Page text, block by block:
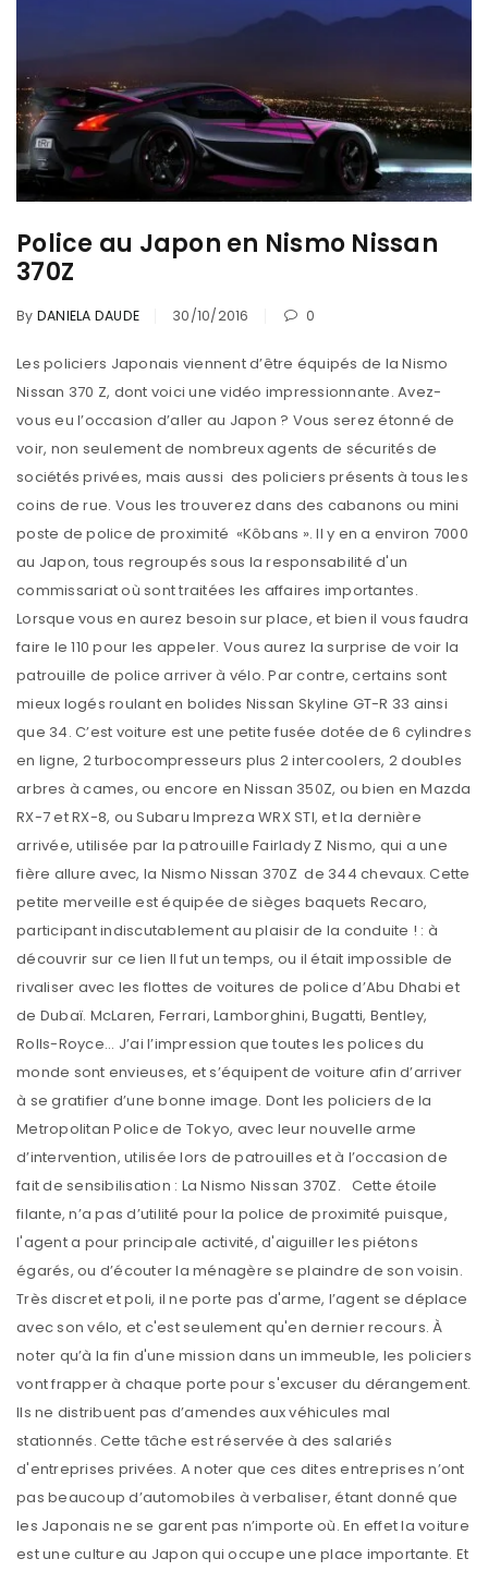
Police au Japon en Nismo Nissan
370Z
By DANIELA DAUDE 30/10/2016 0
Les policiers Japonais viennent d’être équipés de la Nismo
Nissan 370 Z, dont voici une vidéo impressionnante. Avez-
vous eu l’occasion d’aller au Japon ? Vous serez étonné de
voir, non seulement de nombreux agents de sécurités de
sociétés privées, mais aussi des policiers présents à tous les
coins de rue. Vous les trouverez dans des cabanons ou mini
poste de police de proximité «Kôbans ». Il y en a environ 7000
au Japon, tous regroupés sous la responsabilité d'un
commissariat où sont traitées les affaires importantes.
Lorsque vous en aurez besoin sur place, et bien il vous faudra
faire le 110 pour les appeler. Vous aurez la surprise de voir la
patrouille de police arriver à vélo. Par contre, certains sont
mieux logés roulant en bolides Nissan Skyline GT-R 33 ainsi
que 34. C’est voiture est une petite fusée dotée de 6 cylindres
en ligne, 2 turbocompresseurs plus 2 intercoolers, 2 doubles
arbres à cames, ou encore en Nissan 350Z, ou bien en Mazda
RX-7 et RX-8, ou Subaru Impreza WRX STI, et la dernière
arrivée, utilisée par la patrouille Fairlady Z Nismo, qui a une
fière allure avec, la Nismo Nissan 370Z de 344 chevaux. Cette
petite merveille est équipée de sièges baquets Recaro,
participant indiscutablement au plaisir de la conduite ! : à
découvrir sur ce lien Il fut un temps, ou il était impossible de
rivaliser avec les flottes de voitures de police d’Abu Dhabi et
de Dubaï. McLaren, Ferrari, Lamborghini, Bugatti, Bentley,
Rolls-Royce... J’ai l’impression que toutes les polices du
monde sont envieuses, et s’équipent de voiture afin d’arriver
à se gratifier d’une bonne image. Dont les policiers de la
Metropolitan Police de Tokyo, avec leur nouvelle arme
d’intervention, utilisée lors de patrouilles et à l’occasion de
fait de sensibilisation : La Nismo Nissan 370Z. Cette étoile
filante, n’a pas d’utilité pour la police de proximité puisque,
l'agent a pour principale activité, d'aiguiller les piétons
égarés, ou d’écouter la ménagère se plaindre de son voisin.
Très discret et poli, il ne porte pas d'arme, l’agent se déplace
avec son vélo, et c'est seulement qu'en dernier recours. À
noter qu’à la fin d'une mission dans un immeuble, les policiers
vont frapper à chaque porte pour s'excuser du dérangement.
Ils ne distribuent pas d’amendes aux véhicules mal
stationnés. Cette tâche est réservée à des salariés
d'entreprises privées. A noter que ces dites entreprises n’ont
pas beaucoup d’automobiles à verbaliser, étant donné que
les Japonais ne se garent pas n’importe où. En effet la voiture
est une culture au Japon qui occupe une place importante. Et